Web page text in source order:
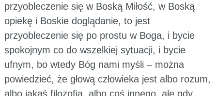
przyobleczenie się w Boską Miłość, w Boską
opiekę i Boskie doglądanie, to jest
przyobleczenie się po prostu w Boga, i bycie
spokojnym co do wszelkiej sytuacji, i bycie
ufnym, bo wtedy Bóg nami myśli – można
powiedzieć, że głową człowieka jest albo rozum,
albo jakaś filozofia, albo coś innego, ale gdy